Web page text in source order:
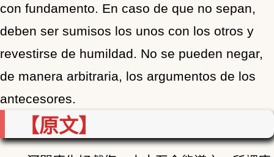
con fundamento. En caso de que no sepan,
deben ser sumisos los unos con los otros y
revestirse de humildad. No se pueden negar,
de manera arbitraria, los argumentos de los
antecesores.
【原文】